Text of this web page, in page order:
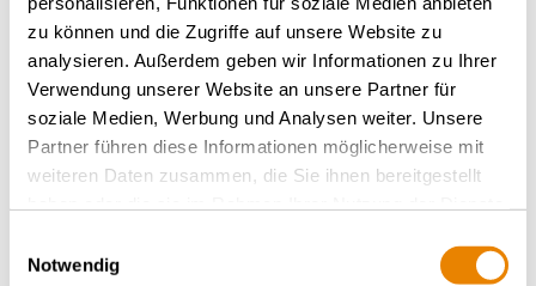
zu können und die Zugriffe auf unsere Website zu
analysieren. Außerdem geben wir Informationen zu Ihrer
Verwendung unserer Website an unsere Partner für
soziale Medien, Werbung und Analysen weiter. Unsere
Partner führen diese Informationen möglicherweise mit
weiteren Daten zusammen, die Sie ihnen bereitgestellt
Notwendig
l'EDDP a testé plusieurs prototypes. En
Allemagne, plus de 400 tests d'attelage
différents ont été effectués sur chaque type
dans un site d'essai. Parallèlement, les quatre
types ont été testés dans le nord de la Suède
pour vérifier leur aptitude à l'utilisation
hivernale. Finalement, le choix s'est porté sur la
produite par différents fabricants pour garantir